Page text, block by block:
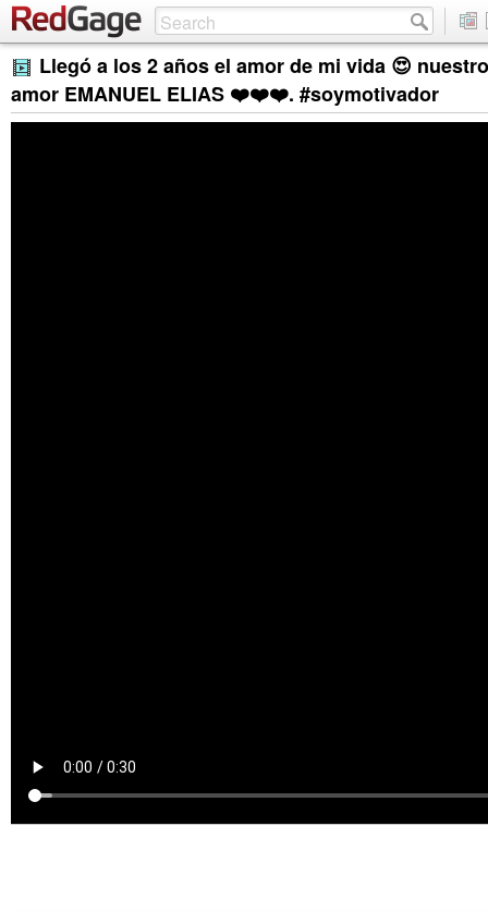
Llegó a los 2 años el amor de mi vida 😍
amor EMANUEL ELIAS ❤️❤️❤️. #soymotivador